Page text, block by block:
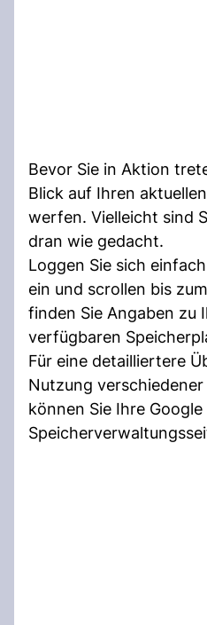
Bevor Sie in Aktion
Blick auf Ihren
werfen. Vielleicht sind
dran wie gedacht.
Loggen Sie sich
ein und scrollen bis
finden Sie Angaben zu
verfügbaren
Für eine detailliertere
Nutzung
können Sie Ihre Google